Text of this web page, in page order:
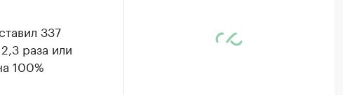
337
раза или
100%